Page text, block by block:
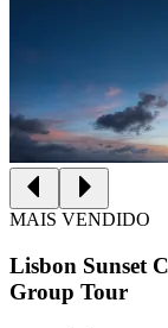
MAIS VENDIDO
Lisbon Sunset
Group Tour